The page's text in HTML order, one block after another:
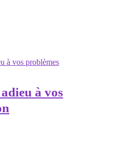
à vos